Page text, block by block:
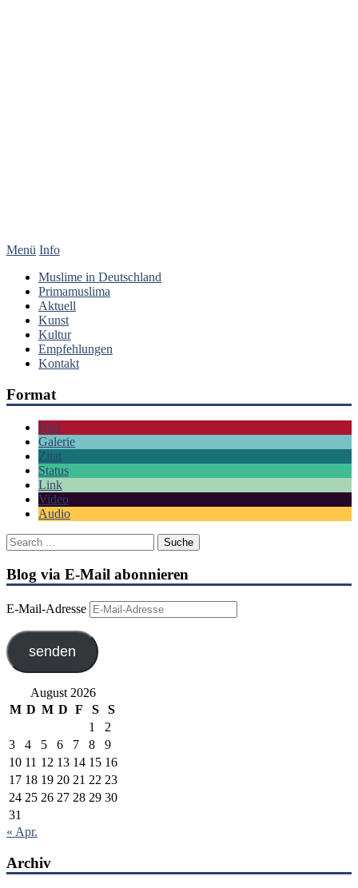
Menü Info
Muslime in Deutschland
Primamuslima
Aktuell
Kunst
Kultur
Empfehlungen
Kontakt
Format
Bild
Galerie
Zitat
Status
Link
Video
Audio
Blog via E-Mail abonnieren
E-Mail-Adresse
senden
August 2026
M D M D F S
S
1
2
3
4 5 6 7 8
9
10 11 12 13 14 15 16
17 18 19 20 21 22 23
24 25 26 27 28 29 30
31
« Apr.
Archiv